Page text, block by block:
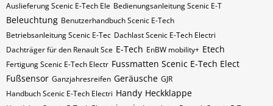
Auslieferung Scenic E-Tech Ele Bedienungsanleitung Scenic E-T
Beleuchtung Benutzerhandbuch Scenic E-Tech
Betriebsanleitung Scenic E-Tec Dachlast Scenic E-Tech Electri
Dachträger für den Renault Sce E-Tech EnBW mobility+ Etech
Fertigung Scenic E-Tech Electr Fussmatten Scenic E-Tech Elect
Fußsensor Ganzjahresreifen Geräusche GJR
Handbuch Scenic E-Tech Electri Handy Heckklappe